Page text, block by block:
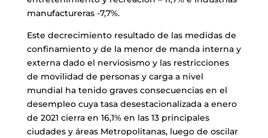
manufactureras -7,7%.
Este decrecimiento resultado de las medidas de
confinamiento y de la menor de manda interna y
externa dado el nerviosismo y las restricciones
de movilidad de personas y carga a nivel
mundial ha tenido graves consecuencias en el
desempleo cuya tasa desestacionalizada a enero
de 2021 cierra en 16,1% en las 13 principales
ciudades y áreas Metropolitanas, luego de oscilar